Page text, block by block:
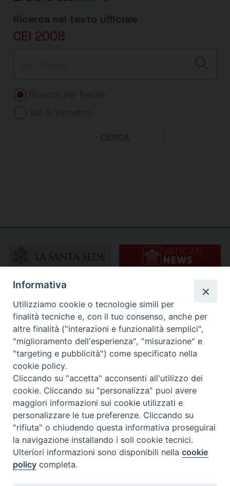
Informativa
Utilizziamo cookie o tecnologie simili per
finalità tecniche e, con il tuo consenso, anche per
altre finalità ("interazioni e funzionalità semplici",
"miglioramento dell'esperienza", "misurazione" e
"targeting e pubblicità") come specificato nella
cookie policy.
Cliccando su "accetta" acconsenti all'utilizzo dei
cookie. Cliccando su "personalizza" puoi avere
maggiori informazioni sui cookie utilizzati e
personalizzare le tue preferenze. Cliccando su
"rifiuta" o chiudendo questa informativa proseguirai
la navigazione installando i soli cookie tecnici.
Ulteriori informazioni sono disponibili nellacookie
policy completa.